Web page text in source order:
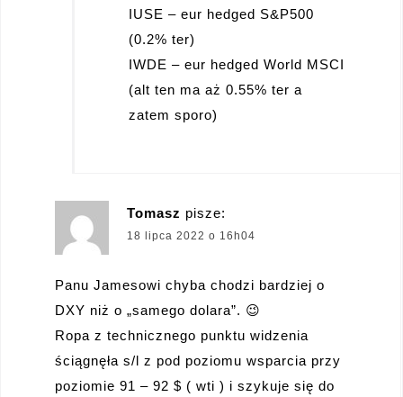
IUSE – eur hedged S&P500
(0.2% ter)
IWDE – eur hedged World MSCI
(alt ten ma aż 0.55% ter a
zatem sporo)
Tomasz pisze:
18 lipca 2022 o 16h04
Panu Jamesowi chyba chodzi bardziej o
DXY niż o „samego dolara”. 😉
Ropa z technicznego punktu widzenia
ściągnęła s/l z pod poziomu wsparcia przy
poziomie 91 – 92 $ ( wti ) i szykuje się do